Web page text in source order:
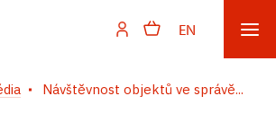
EN
Návštěvnost objektů ve správě...